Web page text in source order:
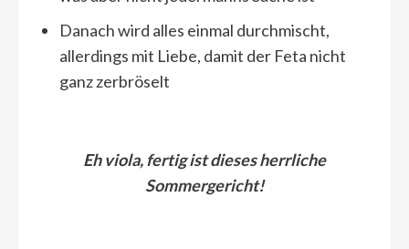
Danach wird alles einmal durchmischt,
allerdings mit Liebe, damit der Feta nicht
ganz zerbröselt
Eh viola, fertig ist dieses herrliche
Sommergericht!